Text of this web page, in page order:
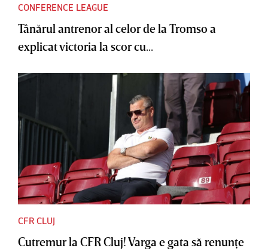
CONFERENCE LEAGUE
Tânărul antrenor al celor de la Tromso a
explicat victoria la scor cu...
CFR CLUJ
Cutremur la CFR Cluj! Varga e gata să renunţe